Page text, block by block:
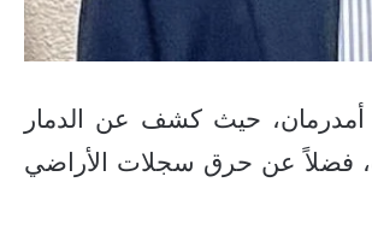
حيث كشف عن الدمار
فضلاً عن حرق سجلات الأراضي